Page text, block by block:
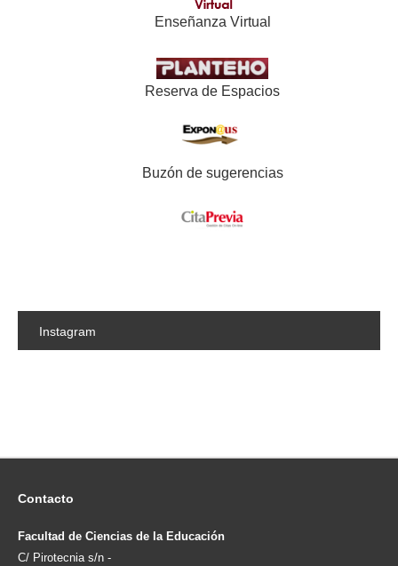
Enseñanza Virtual
Reserva de Espacios
Buzón de sugerencias
Instagram
Contacto
Facultad de Ciencias de la Educación
C/ Pirotecnia s/n -